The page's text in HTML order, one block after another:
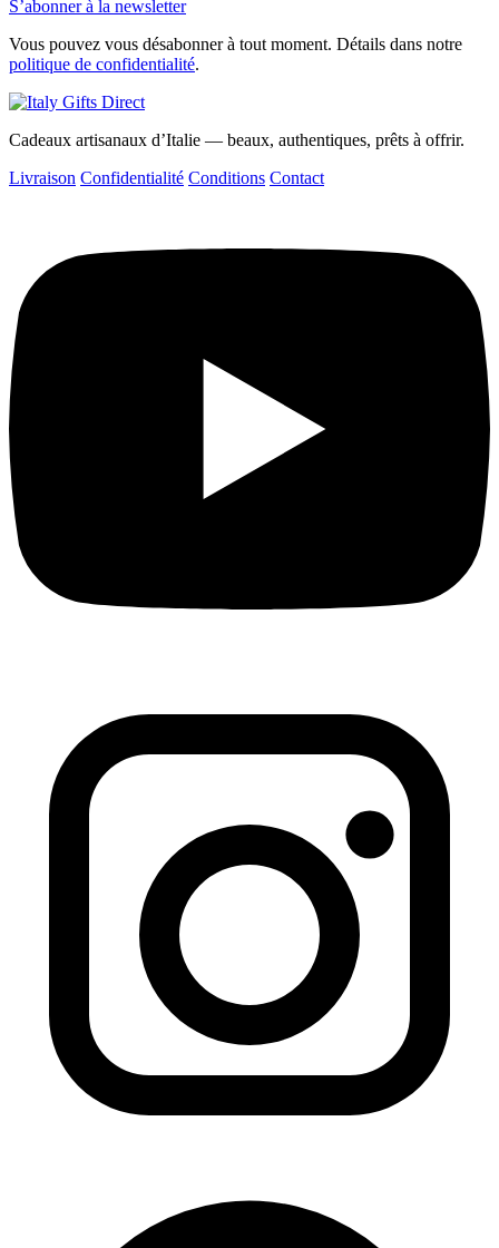
S’abonner à la newsletter
Vous pouvez vous désabonner à tout moment. Détails dans notre
politique de confidentialité.
Cadeaux artisanaux d’Italie — beaux, authentiques, prêts à offrir.
Livraison Confidentialité Conditions Contact